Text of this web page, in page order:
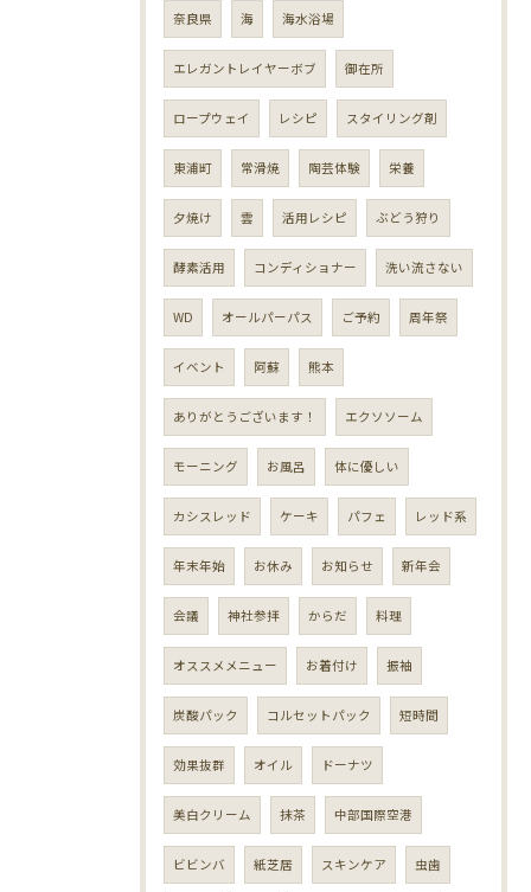
奈良県 海 海水浴場
エレガントレイヤーボブ 御在所
ロープウェイ レシピ スタイリング剤
東浦町 常滑焼 陶芸体験 栄養
夕焼け 雲 活用レシピ ぶどう狩り
酵素活用 コンディショナー 洗い流さない
WD オールパーパス ご予約 周年祭
イベント 阿蘇 熊本
ありがとうございます！ エクソソーム
モーニング お風呂 体に優しい
カシスレッド ケーキ パフェ レッド系
年末年始 お休み お知らせ 新年会
会議 神社参拝 からだ 料理
オススメメニュー お着付け 振袖
炭酸パック コルセットパック 短時間
効果抜群 オイル ドーナツ
美白クリーム 抹茶 中部国際空港
ビビンバ 紙芝居 スキンケア 虫歯